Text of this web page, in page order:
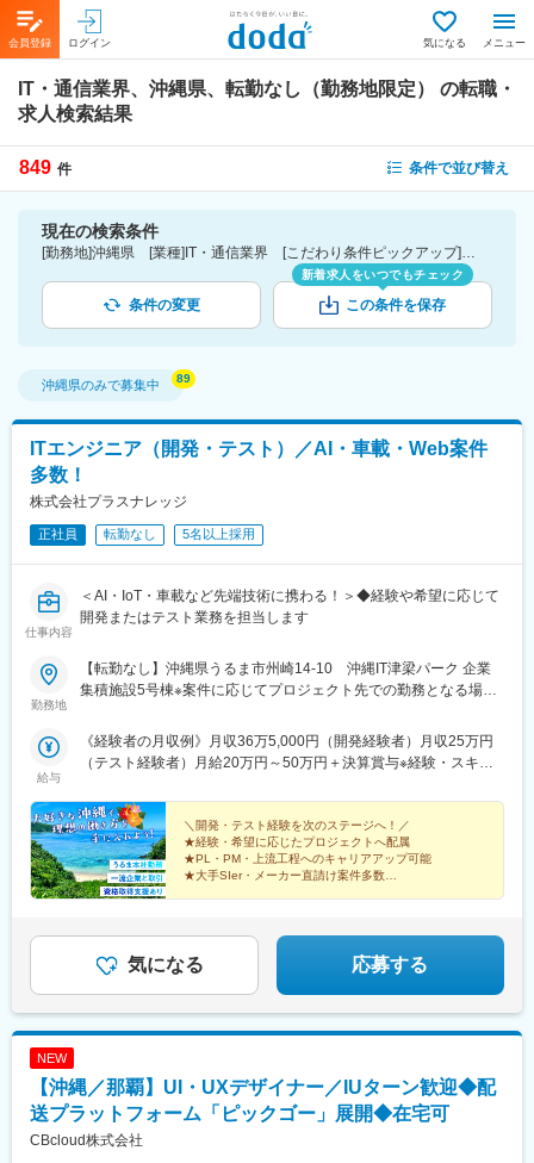
会員登録 ログイン 気になる メニュー
IT・通信業界、沖縄県、転勤なし（勤務地限定）
の転職・
求人検索結果
849 件 条件で並び替え
現在の検索条件
[勤務地]沖縄県 [業種]IT・通信業界 [こだわり条件ピックアップ]転勤なし（勤務地限定） [詳細条件](募集・採用情報)転勤なし（勤務地限定）
条件の変更
新着求人をいつでもチェック
この条件を保存
沖縄県のみで募集中
ITエンジニア（開発・テスト）／AI・車載・Web案件
多数！
株式会社プラスナレッジ
正社員 転勤なし 5名以上採用
仕事内容
＜AI・IoT・車載など先端技術に携わる！＞◆経験や希望に応じて
開発またはテスト業務を担当します
勤務地
【転勤なし】沖縄県うるま市州崎14-10 沖縄IT津梁パーク 企業
集積施設5号棟※案件に応じてプロジェクト先での勤務となる場合
す。◎マイカー・バイク・自転車通勤OK（無料駐車場・駐輪場完
備）
給与
《経験者の月収例》月収36万5,000円（開発経験者）月収25万円
（テスト経験者）月給20万円～50万円＋決算賞与※経験・スキ
り★経験・スキルを正当に評価し、給与へ反映します。
＼開発・テスト経験を次のステージへ！／
★経験・希望に応じたプロジェクトへ配属
★PL・PM・上流工程へのキャリアアップ可能
★大手SIer・メーカー直請け案件多数
気になる 応募する
NEW
【沖縄／那覇】UI・UXデザイナー／IUターン歓迎◆配
送プラットフォーム「ピックゴー」展開◆在宅可
CBcloud株式会社